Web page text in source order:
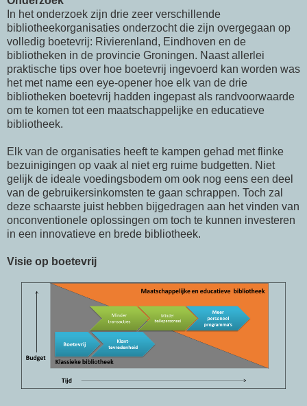
In het onderzoek zijn drie zeer verschillende
bibliotheekorganisaties onderzocht die zijn overgegaan op
volledig boetevrij: Rivierenland, Eindhoven en de
bibliotheken in de provincie Groningen. Naast allerlei
praktische tips over hoe boetevrij ingevoerd kan worden was
het met name een eye-opener hoe elk van de drie
bibliotheken boetevrij hadden ingepast als randvoorwaarde
om te komen tot een maatschappelijke en educatieve
bibliotheek.
Elk van de organisaties heeft te kampen gehad met flinke
bezuinigingen op vaak al niet erg ruime budgetten. Niet
gelijk de ideale voedingsbodem om ook nog eens een deel
van de gebruikersinkomsten te gaan schrappen. Toch zal
deze schaarste juist hebben bijgedragen aan het vinden van
onconventionele oplossingen om toch te kunnen investeren
in een innovatieve en brede bibliotheek.
Visie op boetevrij